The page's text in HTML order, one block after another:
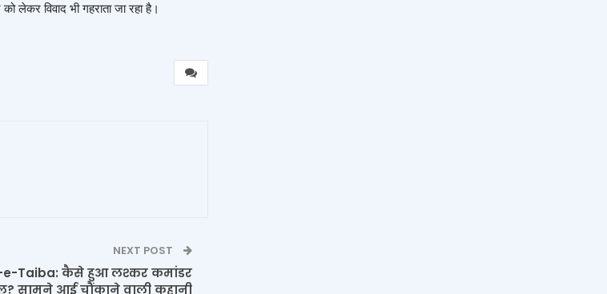
लेकर विवाद भी गहराता जा रहा है।
NEXT POST
e-Taiba: कैसे हुआ लश्कर कमांडर
सामने आई चौंकाने वाली कहानी